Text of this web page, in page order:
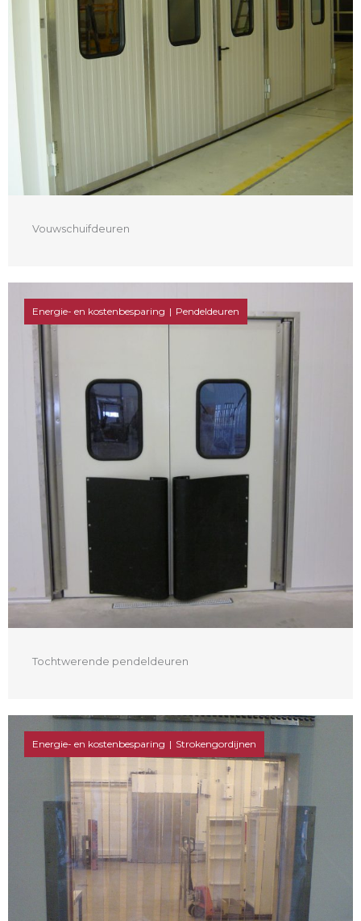
Vouwschuifdeuren
Energie- en kostenbesparing Pendeldeuren
Tochtwerende pendeldeuren
Energie- en kostenbesparing Strokengordijnen